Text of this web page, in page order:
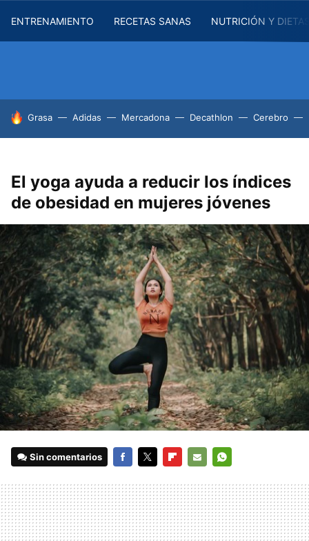
ENTRENAMIENTO RECETAS SANAS NUTRICIÓN Y
HOY SE HABLA DE
Grasa Adidas Mercadona Decathlon Cerebro
El yoga ayuda a reducir los índices
de obesidad en mujeres jóvenes
Sin comentarios
MAIL